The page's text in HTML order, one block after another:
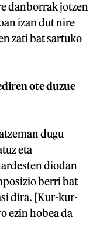
danborrak jotzen
izan dut nire
zati bat sartuko
ote duzue
dugu
eta
diodan
berri bat
dira. [Kur-kur-
ezin hobea da